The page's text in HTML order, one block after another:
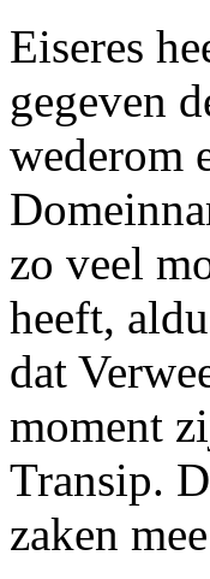
Eiseres
gegeven
wederom
zo veel
heeft,
dat
moment
Transip.
zaken